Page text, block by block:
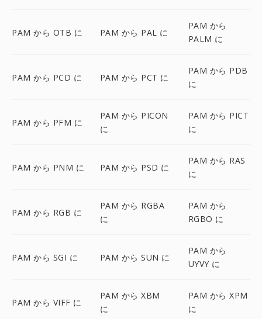
PAM から OTB に PAM から PAL に
PAM から
PALM に
PAM から PCD に PAM から PCT に
PAM から PDB
に
PAM から PFM に
PAM から PICON
に
PAM から PICT
に
PAM から PNM に PAM から PSD に
PAM から RAS
に
PAM から RGB に
PAM から RGBA
に
PAM から
RGBO に
PAM から SGI に PAM から SUN に
PAM から
UYVY に
PAM から VIFF に
PAM から XBM
に
PAM から XPM
に